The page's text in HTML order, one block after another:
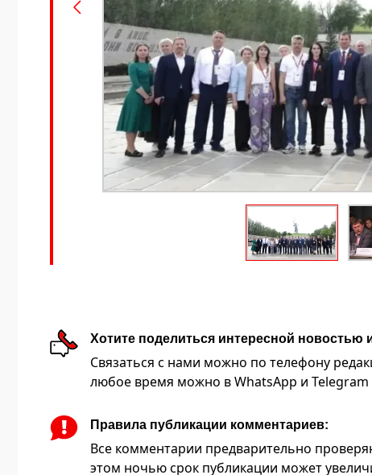
Хотите поделиться интересной новостью
Связаться с нами можно по телефону
любое время можно в WhatsApp и Telegram
Правила публикации комментариев:
Все комментарии предварительно
этом ночью срок публикации может